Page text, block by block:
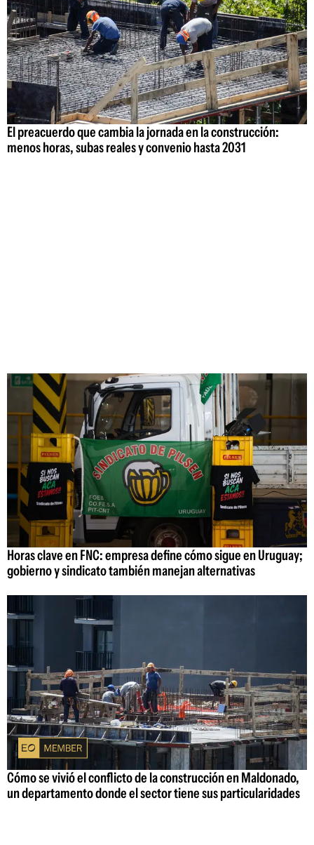
El preacuerdo que cambia la jornada en la construcción:
menos horas, subas reales y convenio hasta 2031
Horas clave en FNC: empresa define cómo sigue en Uruguay;
gobierno y sindicato también manejan alternativas
Cómo se vivió el conflicto de la construcción en Maldonado,
un departamento donde el sector tiene sus particularidades